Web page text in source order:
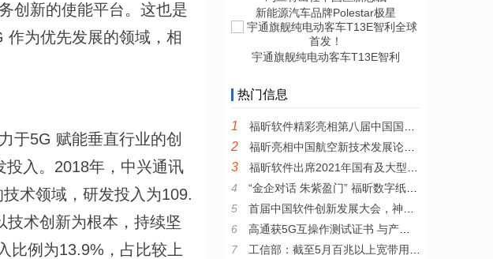
创新的使能平台。这也是
作为优先发展的领域，相
5G 赋能垂直行业的创
入。2018年，中兴通讯
术领域，研发投入为109.
技术创新为根本，持续坚
比例为13.9%，占比较上
新能源汽车品牌Polestar极星
宇通旗舰纯电动客车T13E智利
热门信息
1 福昕软件精彩亮相第八届中国国际版权博览会
2 福昕亮相中国航空新技术发展论坛 赋能智慧航空建设
3
福昕软件出席2021年国有及大型企业数字化转型技术与应用大会
4
“金企对话 朱紫盈门” 福昕数字纸张技术助推数字中国建设论坛圆满举办！
5
首届中国软件创新发展大会，神州信息斩获两项大奖
6
高通获5G互操作测试证书 与产业伙伴共同推进5G应用
7
工信部：截至5月百兆以上宽带用户超四分之三